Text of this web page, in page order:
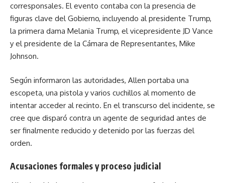
corresponsales. El evento contaba con la presencia de
figuras clave del Gobierno, incluyendo al presidente Trump,
la primera dama Melania Trump, el vicepresidente JD Vance
y el presidente de la Cámara de Representantes, Mike
Johnson.
Según informaron las autoridades, Allen portaba una
escopeta, una pistola y varios cuchillos al momento de
intentar acceder al recinto. En el transcurso del incidente, se
cree que disparó contra un agente de seguridad antes de
ser finalmente reducido y detenido por las fuerzas del
orden.
Acusaciones formales y proceso judicial